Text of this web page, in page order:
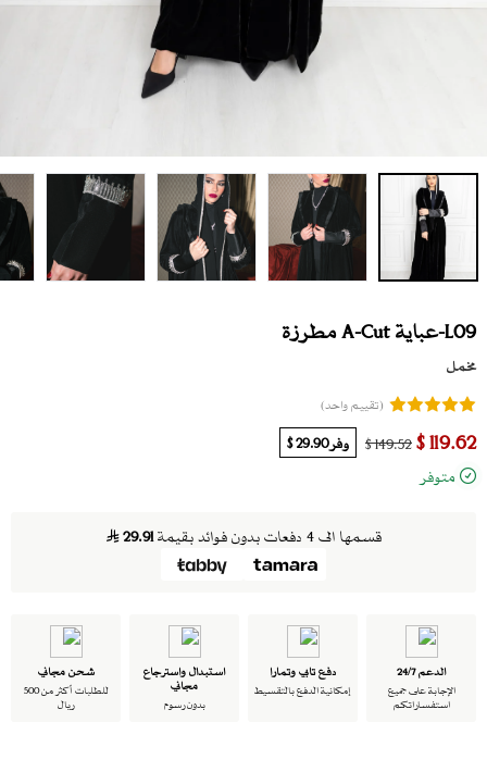
L09-عباية A-Cut مطرزة
مخمل
(تقييم واحد)
119.62 $
149.52 $ وفر29.90 $
متوفر
قسمها الى 4 دفعات بدون فوائد بقيمة 29.91
الدعم 24/7
الإجابة على جميع
استفساراتكم
دفع تابي وتمارا
إمكانية الدفع بالتقسيط
استبدال واسترجاع
مجاني
بدون رسوم
شحن مجاني
للطلبات أكثر من 500
ريال